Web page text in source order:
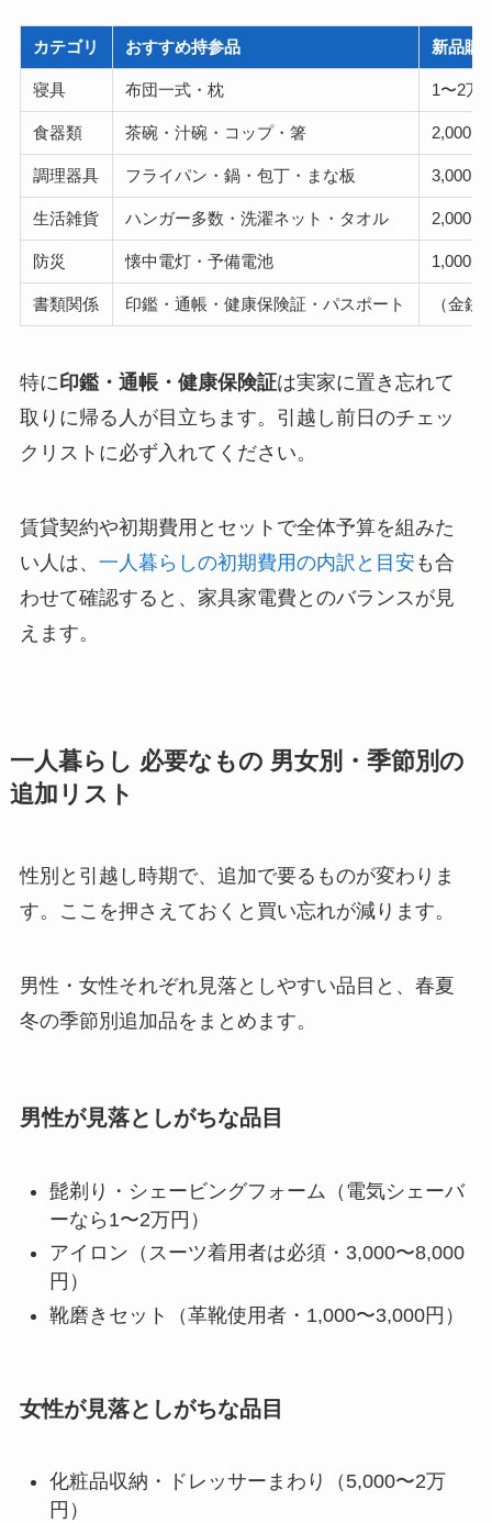
カテゴリ おすすめ持参品 新品購
寝具 布団一式・枕 1〜2万
食器類 茶碗・汁碗・コップ・箸 2,000
調理器具 フライパン・鍋・包丁・まな板 3,000
生活雑貨 ハンガー多数・洗濯ネット・タオル 2,000
防災 懐中電灯・予備電池 1,000
書類関係 印鑑・通帳・健康保険証・パスポート （金
特に印鑑・通帳・健康保険証は実家に置き忘れて
取りに帰る人が目立ちます。引越し前日のチェッ
クリストに必ず入れてください。
賃貸契約や初期費用とセットで全体予算を組みた
い人は、 一人暮らしの初期費用の内訳と目安 も合
わせて確認すると、家具家電費とのバランスが見
えます。
一人暮らし 必要なもの 男女別・季節別の
追加リスト
性別と引越し時期で、追加で要るものが変わりま
す。ここを押さえておくと買い忘れが減ります。
男性・女性それぞれ見落としやすい品目と、春夏
冬の季節別追加品をまとめます。
男性が見落としがちな品目
髭剃り・シェービングフォーム（電気シェーバ
ーなら1〜2万円）
アイロン（スーツ着用者は必須・3,000〜8,000
円）
靴磨きセット（革靴使用者・1,000〜3,000円）
女性が見落としがちな品目
化粧品収納・ドレッサーまわり（5,000〜2万
円）